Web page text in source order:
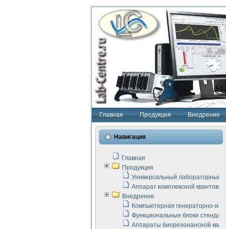
Главная Продукция Внедрение
Навигация
Главная
Продукция
Универсальный лабораторный
Аппарат комплексной
Внедрение
Компьютерная генераторно-
Функциональные блоки стенда
Аппараты биорезонансной